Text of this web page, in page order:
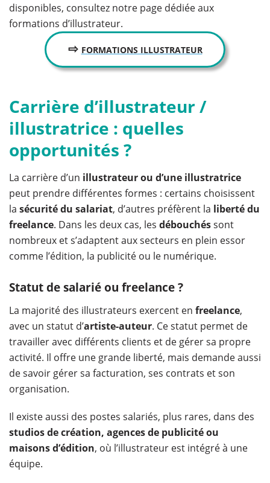
disponibles, consultez notre page dédiée aux
formations d’illustrateur.
⇨ FORMATIONS ILLUSTRATEUR
Carrière d’illustrateur /
illustratrice : quelles
opportunités ?
La carrière d’un illustrateur ou d’une illustratrice
peut prendre différentes formes : certains choisissent
la sécurité du salariat, d’autres préfèrent la liberté du
freelance. Dans les deux cas, les débouchéssont
nombreux et s’adaptent aux secteurs en plein essor
comme l’édition, la publicité ou le numérique.
Statut de salarié ou freelance ?
La majorité des illustrateurs exercent en freelance,
avec un statut d’artiste-auteur. Ce statut permet de
travailler avec différents clients et de gérer sa propre
activité. Il offre une grande liberté, mais demande aussi
de savoir gérer sa facturation, ses contrats et son
organisation.
Il existe aussi des postes salariés, plus rares, dans des
studios de création, agences de publicité ou
maisons d’édition, où l’illustrateur est intégré à une
équipe.